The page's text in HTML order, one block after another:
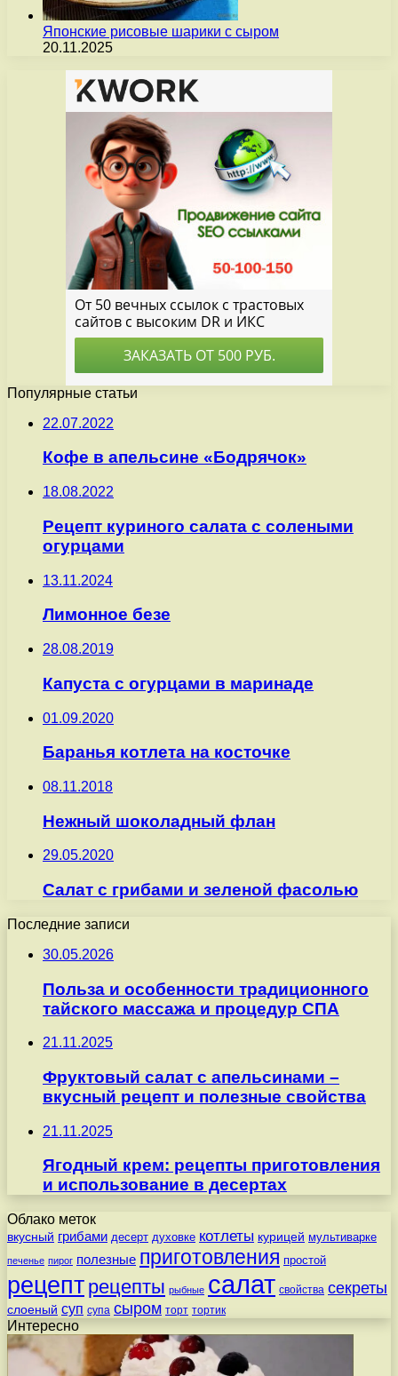
Японские рисовые шарики с сыром
20.11.2025
Популярные статьи
22.07.2022
Кофе в апельсине «Бодрячок»
18.08.2022
Рецепт куриного салата с солеными
огурцами
13.11.2024
Лимонное безе
28.08.2019
Капуста с огурцами в маринаде
01.09.2020
Баранья котлета на косточке
08.11.2018
Нежный шоколадный флан
29.05.2020
Cалат с грибами и зеленой фасолью
Последние записи
30.05.2026
Польза и особенности традиционного
тайского массажа и процедур СПА
21.11.2025
Фруктовый салат с апельсинами –
вкусный рецепт и полезные свойства
21.11.2025
Ягодный крем: рецепты приготовления
и использование в десертах
Облако меток
вкусный грибами десерт духовке котлеты курицей мультиварке
печенье пирог полезные приготовления простой
рецепт рецепты рыбные салат свойства секреты
слоеный суп супа сыром торт тортик
Интересно